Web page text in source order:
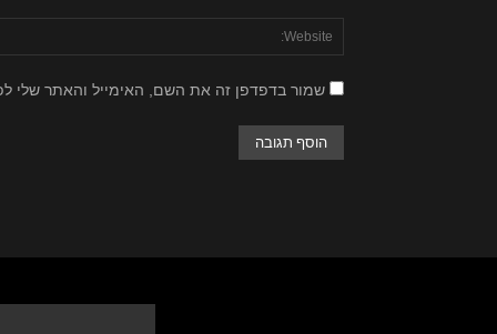
שמור בדפדפן זה את השם, האימייל והאתר שלי